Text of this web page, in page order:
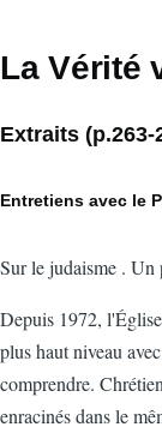
La Vérité
Extraits (p.263-
Entretiens avec le
Sur le judaisme . Un
Depuis 1972,
plus haut niveau
comprendre.
enracinés dans le